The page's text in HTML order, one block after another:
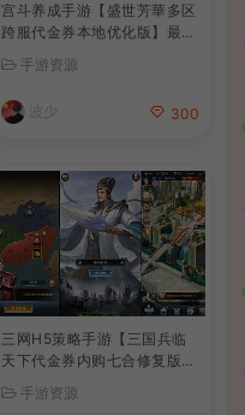
宫斗养成手游【盛世芳華多区
跨服代金券本地优化版】最新
整理单机一键即玩端+Linux
手工服务端+CDK授权后台
+安卓+详细搭建教程
手游资源
波少 300
三网H5策略手游【三国兵临
天下代金券内购七合修复版】
最新整理单机一键即玩镜像端
+Linux手工服务端+管理后台
手游资源